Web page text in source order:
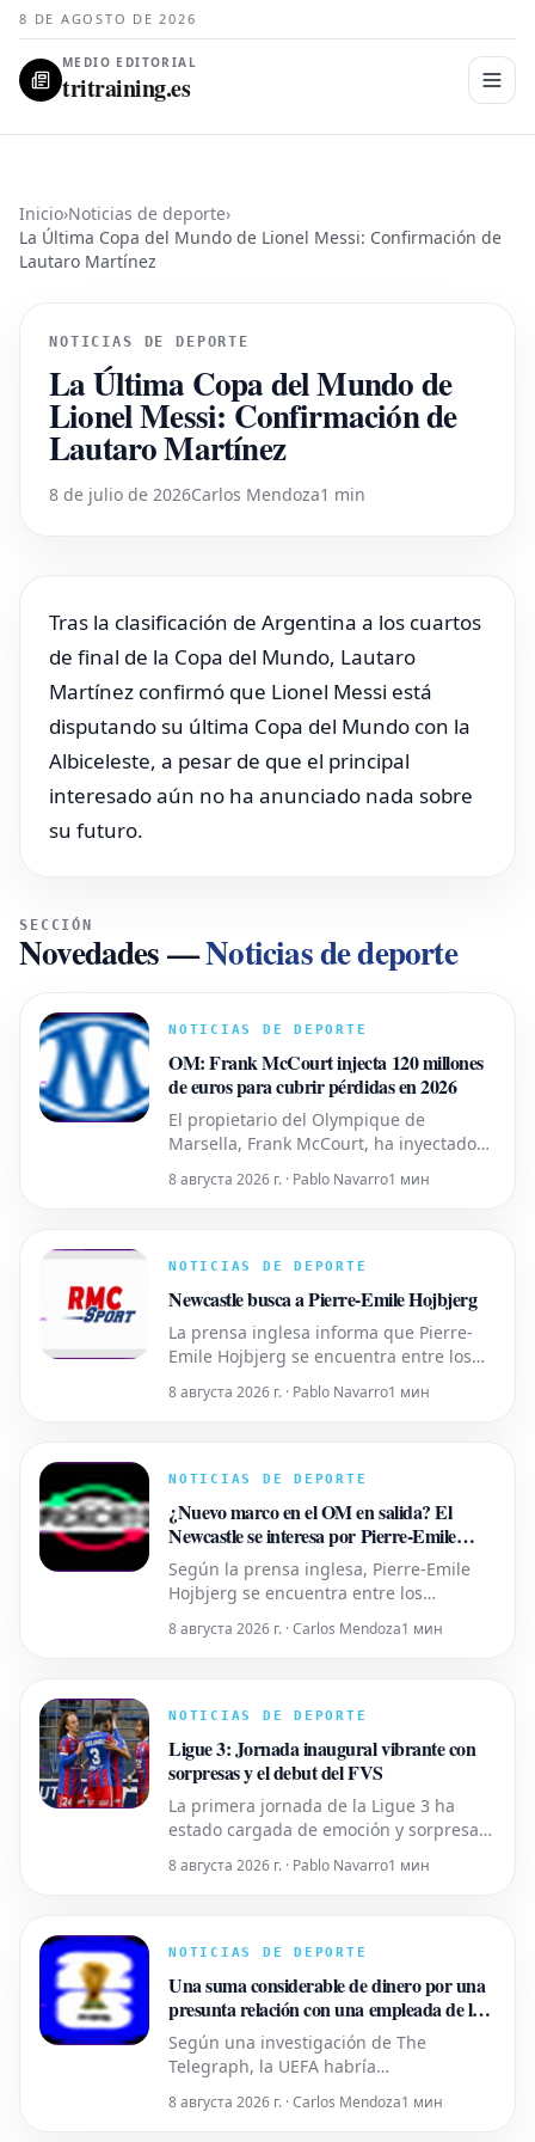
8 DE AGOSTO DE 2026
MEDIO EDITORIAL
tritraining.es
Inicio›Noticias de deporte›
La Última Copa del Mundo de Lionel Messi: Confirmación de
Lautaro Martínez
NOTICIAS DE DEPORTE
La Última Copa del Mundo de
Lionel Messi: Confirmación de
Lautaro Martínez
8 de julio de 2026Carlos Mendoza1 min
Tras la clasificación de Argentina a los cuartos
de final de la Copa del Mundo, Lautaro
Martínez confirmó que Lionel Messi está
disputando su última Copa del Mundo con la
Albiceleste, a pesar de que el principal
interesado aún no ha anunciado nada sobre
su futuro.
SECCIÓN
Novedades—Noticias de deporte
NOTICIAS DE DEPORTE
OM: Frank McCourt injecta 120 millones
de euros para cubrir pérdidas en 2026
El propietario del Olympique de
Marsella, Frank McCourt, ha inyectado
120 millones de euros en las arcas del
club en lo que va de año para subsanar
terminando en quinta posición en la
imponer
8 августа 2026 г. · Pablo Navarro1 мин
NOTICIAS DE DEPORTE
Newcastle busca a Pierre-Emile Hojbjerg
La prensa inglesa informa que Pierre-
Emile Hojbjerg se encuentra entre los
jugadores que el Newcastle está
considerando para el centro del campo,
danés tiene una amplia experiencia en
8 августа 2026 г. · Pablo Navarro1 мин
NOTICIAS DE DEPORTE
¿Nuevo marco en el OM en salida? El
Newcastle se interesa por Pierre-Emile
Hojbjerg
Según la prensa inglesa, Pierre-Emile
Hojbjerg se encuentra entre los
jugadores que el Newcastle tiene en su
punto de mira en el centro del campo
Premier League, habiendo jugado para
Tottenham
8 августа 2026 г. · Carlos Mendoza1 мин
NOTICIAS DE DEPORTE
Ligue 3: Jornada inaugural vibrante con
sorpresas y el debut del FVS
La primera jornada de la Ligue 3 ha
estado cargada de emoción y sorpresas.
El Caen se posiciona como líder tras una
contundente victoria, mientras que
novedad, el Football Video Support (FVS),
8 августа 2026 г. · Pablo Navarro1 мин
NOTICIAS DE DEPORTE
Una suma considerable de dinero por una
presunta relación con una empleada de la
UEFA: Otro caso embarazoso para Gianni
Infantino
Según una investigación de The
Telegraph, la UEFA habría
desembolsado una suma importante de
dinero a una colaboradora que
8 августа 2026 г. · Carlos Mendoza1 мин